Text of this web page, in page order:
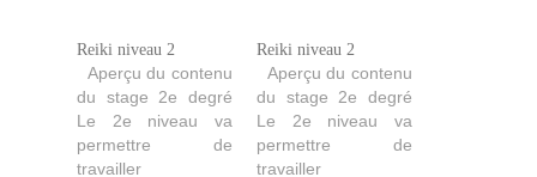
Reiki niveau 2
Aperçu du contenu
du stage 2e degré
Le 2e niveau va
permettre de
travailler
Reiki niveau 2
Aperçu du contenu
du stage 2e degré
Le 2e niveau va
permettre de
travailler